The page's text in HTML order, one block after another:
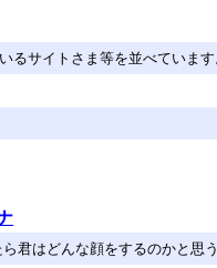
るサイトさま等を並べています
君はどんな顔をするのかと思う